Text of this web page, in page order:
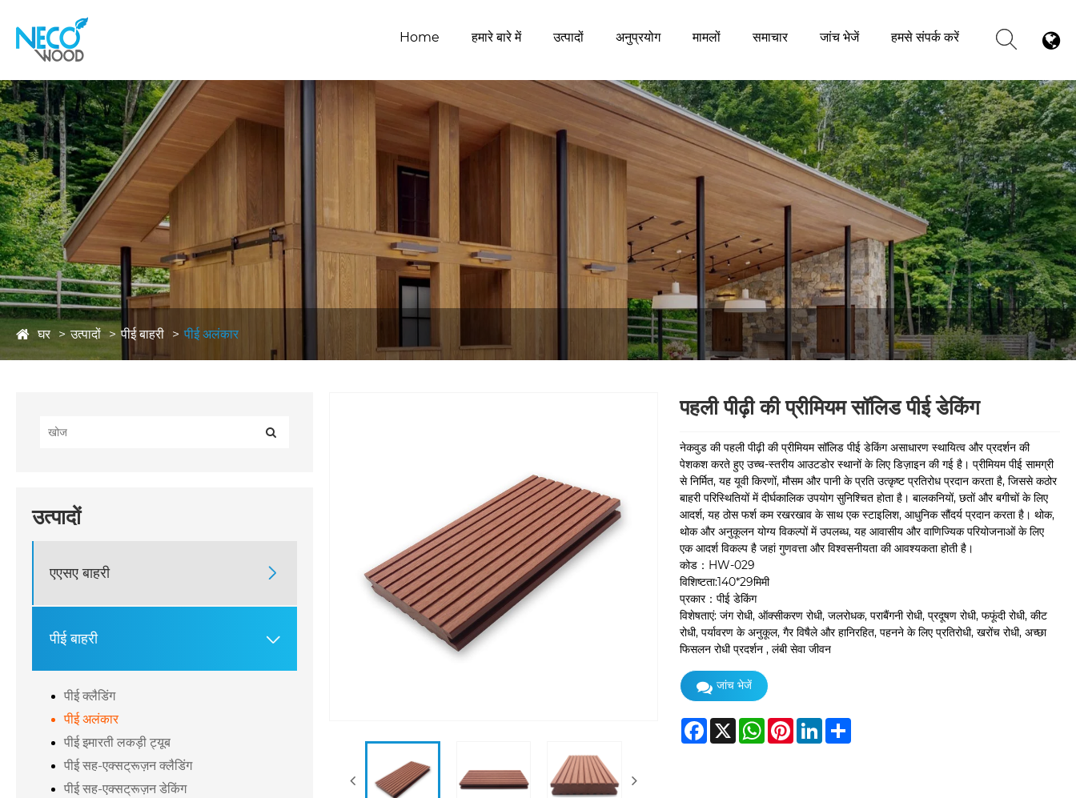
Home हमारे बारे में उत्पादों अनुप्रयोग मामलों समाचार जांच भेजें हमसे संपर्क करें
घर उत्पादों पीई बाहरी पीई अलंकार
उत्पादों
एएसए बाहरी 
पीई बाहरी 
पीई क्लैडिंग
पीई अलंकार
पीई इमारती लकड़ी ट्यूब
पीई सह-एक्सट्रूज़न क्लैडिंग
पीई सह-एक्सट्रूज़न डेकिंग
पहली पीढ़ी की प्रीमियम सॉलिड पीई डेकिंग
नेकवुड की पहली पीढ़ी की प्रीमियम सॉलिड पीई डेकिंग असाधारण स्थायित्व और प्रदर्शन की
पेशकश करते हुए उच्च-स्तरीय आउटडोर स्थानों के लिए डिज़ाइन की गई है। प्रीमियम पीई सामग्री
से निर्मित, यह यूवी किरणों, मौसम और पानी के प्रति उत्कृष्ट प्रतिरोध प्रदान करता है, जिससे कठोर
बाहरी परिस्थितियों में दीर्घकालिक उपयोग सुनिश्चित होता है। बालकनियों, छतों और बगीचों के लिए
आदर्श, यह ठोस फर्श कम रखरखाव के साथ एक स्टाइलिश, आधुनिक सौंदर्य प्रदान करता है। थोक,
थोक और अनुकूलन योग्य विकल्पों में उपलब्ध, यह आवासीय और वाणिज्यिक परियोजनाओं के लिए
एक आदर्श विकल्प है जहां गुणवत्ता और विश्वसनीयता की आवश्यकता होती है।
कोड：HW-029
विशिष्टता:140*29मिमी
प्रकार：पीई डेकिंग
विशेषताएं: जंग रोधी, ऑक्सीकरण रोधी, जलरोधक, पराबैंगनी रोधी, प्रदूषण रोधी, फफूंदी रोधी, कीट
रोधी, पर्यावरण के अनुकूल, गैर विषैले और हानिरहित, पहनने के लिए प्रतिरोधी, खरोंच रोधी, अच्छा
फिसलन रोधी प्रदर्शन , लंबी सेवा जीवन
जांच भेजें
Facebook
X WhatsApp
PinterestLinkedIn